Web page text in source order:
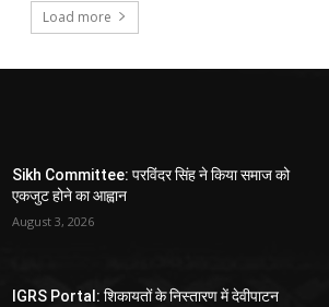
Load more
Sikh Committee: परविंदर सिंह ने किया समाज को
एकजुट होने का आह्वान
August 3, 2026
IGRS Portal: शिकायतों के निस्तारण में देवीपाटन